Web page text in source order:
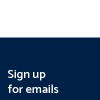
Sign up
for emails